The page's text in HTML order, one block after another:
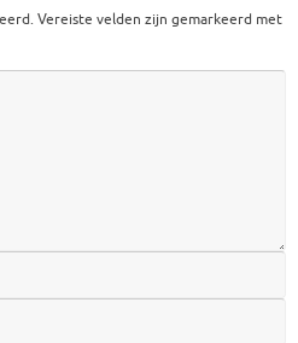
Vereiste velden zijn gemarkeerd met